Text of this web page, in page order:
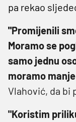
pa rekao
"Promijenili
Moramo se
samo jednu
moramo
Vlahović, da bi
"Koristim